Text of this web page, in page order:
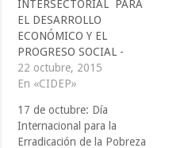
INTERSECTORIAL PARA
EL DESARROLLO
ECONÓMICO Y EL
PROGRESO SOCIAL -
CIDEP -
comunicaciones@cidepelsal
cidep@cidepelsalvador.org.
ada 17 de octubre se
22 octubre, 2015
En «CIDEP»
17 de octubre: Día
Internacional para la
Erradicación de la Pobreza